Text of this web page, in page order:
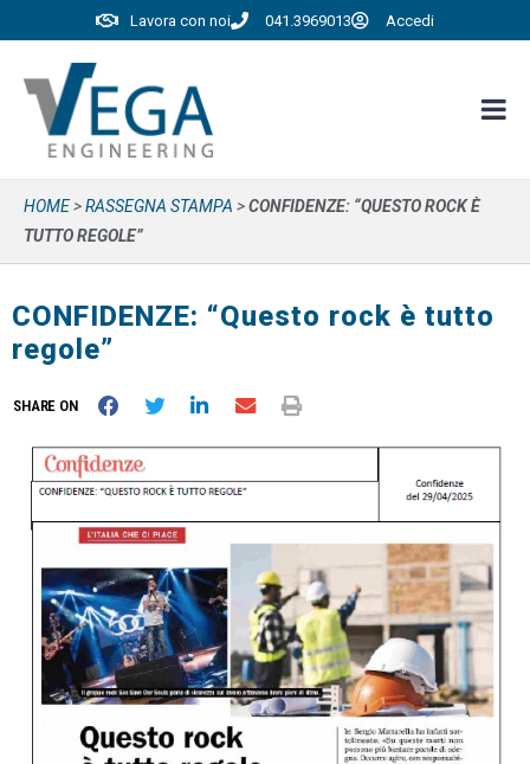
Lavora con noi 041.3969013 Accedi
HOME>RASSEGNA STAMPA >CONFIDENZE: “QUESTO ROCK È
TUTTO REGOLE”
CONFIDENZE: “Questo rock è tutto
regole”
SHARE ON